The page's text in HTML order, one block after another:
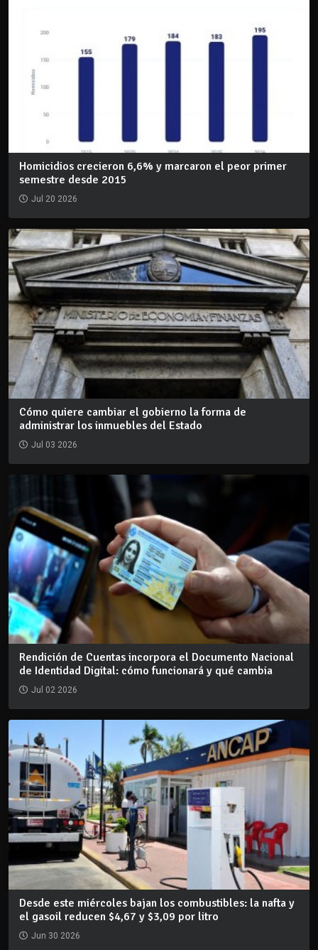
Homicidios crecieron 6,6% y marcaron el peor primer
semestre desde 2015
Jul 20 2026
Cómo quiere cambiar el gobierno la forma de
administrar los inmuebles del Estado
Jul 03 2026
Rendición de Cuentas incorpora el Documento Nacional
de Identidad Digital: cómo funcionará y qué cambia
Jul 02 2026
Desde este miércoles bajan los combustibles: la nafta y
el gasoil reducen $4,67 y $3,09 por litro
Jun 30 2026